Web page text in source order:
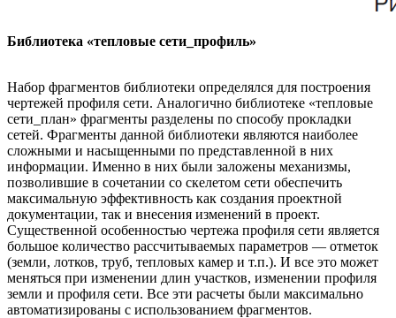
Библиотека «тепловые сети_профиль»
Набор фрагментов библиотеки определялся для построения
чертежей профиля сети. Аналогично библиотеке «тепловые
сети_план» фрагменты разделены по способу прокладки
сетей. Фрагменты данной библиотеки являются наиболее
сложными и насыщенными по представленной в них
информации. Именно в них были заложены механизмы,
позволившие в сочетании со скелетом сети обеспечить
максимальную эффективность как создания проектной
документации, так и внесения изменений в проект.
Существенной особенностью чертежа профиля сети является
большое количество рассчитываемых параметров — отметок
(земли, лотков, труб, тепловых камер и т.п.). И все это может
меняться при изменении длин участков, изменении профиля
земли и профиля сети. Все эти расчеты были максимально
автоматизированы с использованием фрагментов.